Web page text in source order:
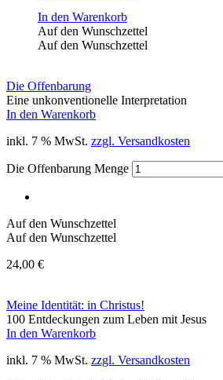
In den Warenkorb
Auf den Wunschzettel
Auf den Wunschzettel
Die Offenbarung
Eine unkonventionelle Interpretation
In den Warenkorb
inkl. 7 % MwSt. zzgl. Versandkosten
Die Offenbarung Menge
Auf den Wunschzettel
Auf den Wunschzettel
24,00 €
Meine Identität: in Christus!
100 Entdeckungen zum Leben mit Jesus
In den Warenkorb
inkl. 7 % MwSt. zzgl. Versandkosten